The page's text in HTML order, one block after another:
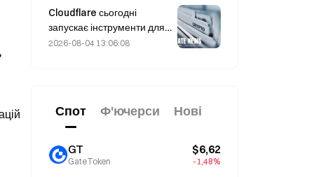
гаманців, тоді як
користувачі CEX
отримують SPCXB за
Cloudflare сьогодні
запускає інструменти для
ідентифікації та гаманці
2026-08-04 13:06:08
Спот Ф'ючерси Нові
GT
GateToken
$6,62
-1,48%